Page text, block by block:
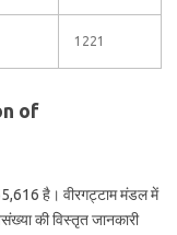
1221
of
है। वीरगट्टाम मंडल में
की विस्तृत जानकारी